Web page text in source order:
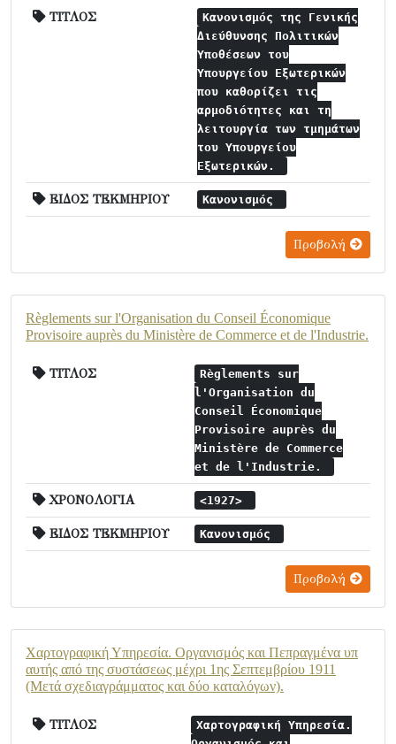
ΤΙΤΛΟΣ
Κανονισμός της Γενικής
Διεύθυνσης Πολιτικών
Υποθέσεων του
Υπουργείου Εξωτερικών
που καθορίζει τις
αρμοδιότητες και τη
λειτουργία των τμημάτων
του Υπουργείου
Εξωτερικών.
ΕΙΔΟΣ ΤΕΚΜΗΡΙΟΥ Κανονισμός
Προβολή
Règlements sur l'Organisation du Conseil Économique
Provisoire auprès du Ministère de Commerce et de l'Industrie.
ΤΙΤΛΟΣ
Règlements sur
l'Organisation du
Conseil Économique
Provisoire auprès du
Ministère de Commerce
et de l'Industrie.
ΧΡΟΝΟΛΟΓΙΑ <1927>
ΕΙΔΟΣ ΤΕΚΜΗΡΙΟΥ Κανονισμός
Προβολή
Χαρτογραφική Υπηρεσία. Οργανισμός και Πεπραγμένα υπ
αυτής από της συστάσεως μέχρι 1ης Σεπτεμβρίου 1911
(Μετά σχεδιαγράμματος και δύο καταλόγων).
ΤΙΤΛΟΣ
Χαρτογραφική Υπηρεσία.